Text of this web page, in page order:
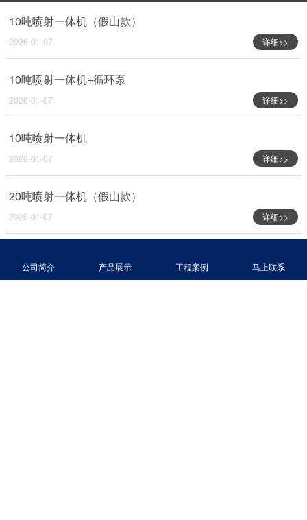
10吨喷射一体机（假山款）
2026-01-07 详细>>
10吨喷射一体机+循环泵
2026-01-07 详细>>
10吨喷射一体机
2026-01-07 详细>>
20吨喷射一体机（假山款）
2026-01-07 详细>>
2026-01-07 详细>>
公司简介 产品展示 工程案例 马上联系